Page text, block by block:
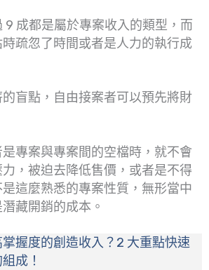
9 成都是屬於專案收入的類型，而
疏忽了時間或者是人力的執行成
盲點，自由接案者可以預先將財
專案與專案間的空檔時，就不會
，被迫去降低售價，或者是不得
這麼熟悉的專案性質，無形當中
藏開銷的成本。
握度的創造收入？2 大重點快速
成！